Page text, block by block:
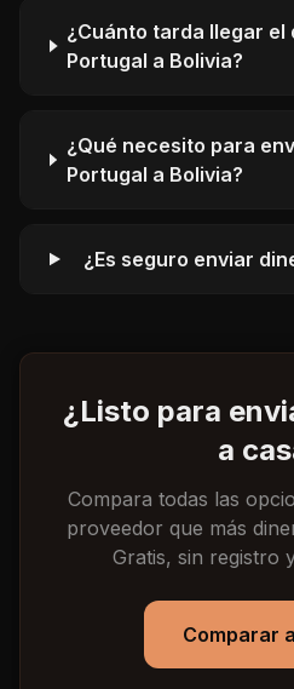
¿Cuánto tarda llegar el
Portugal a Bolivia?
¿Qué necesito para
Portugal a Bolivia?
¿Es seguro enviar
¿Listo para
a
Compara todas las
proveedor que más
Gratis, sin registro
Comparar